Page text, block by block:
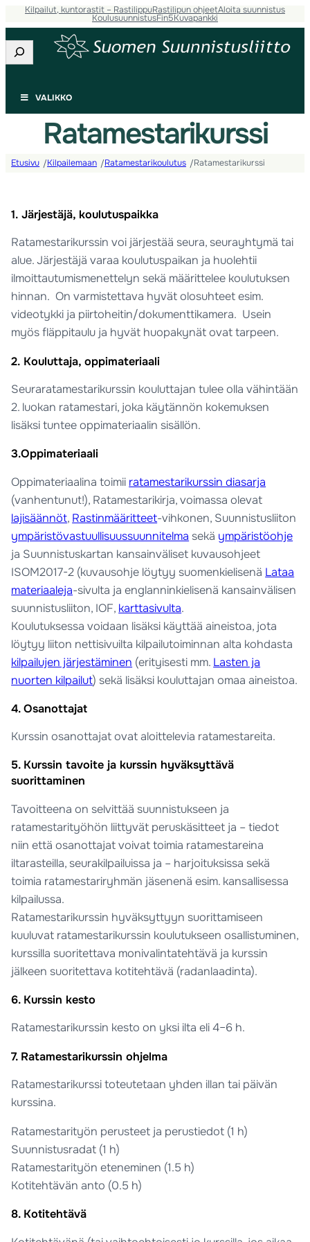
Kilpailut, kuntorastit – RastilippuRastilipun ohjeetAloita suunnistus
KoulusuunnistusFin5Kuvapankki
Etsi
VALIKKO
Ratamestarikurssi
Etusivu /Kilpailemaan /Ratamestarikoulutus /Ratamestarikurssi
1. Järjestäjä, koulutuspaikka
Ratamestarikurssin voi järjestää seura, seurayhtymä tai
alue. Järjestäjä varaa koulutuspaikan ja huolehtii
ilmoittautumismenettelyn sekä määrittelee koulutuksen
hinnan. On varmistettava hyvät olosuhteet esim.
videotykki ja piirtoheitin/dokumenttikamera. Usein
myös fläppitaulu ja hyvät huopakynät ovat tarpeen.
2. Kouluttaja, oppimateriaali
Seuraratamestarikurssin kouluttajan tulee olla vähintään
2. luokan ratamestari, joka käytännön kokemuksen
lisäksi tuntee oppimateriaalin sisällön.
3.Oppimateriaali
Oppimateriaalina toimii ratamestarikurssin diasarja
(vanhentunut!), Ratamestarikirja, voimassa olevat
lajisäännöt, Rastinmääritteet-vihkonen, Suunnistusliiton
ympäristövastuullisuussuunnitelma sekä ympäristöohje
ja Suunnistuskartan kansainväliset kuvausohjeet
ISOM2017-2 (kuvausohje löytyy suomenkielisenä Lataa
materiaaleja-sivulta ja englanninkielisenä kansainvälisen
suunnistusliiton, IOF, karttasivulta.
Koulutuksessa voidaan lisäksi käyttää aineistoa, jota
löytyy liiton nettisivuilta kilpailutoiminnan alta kohdasta
kilpailujen järjestäminen (erityisesti mm. Lasten ja
nuorten kilpailut) sekä lisäksi kouluttajan omaa aineistoa.
4. Osanottajat
Kurssin osanottajat ovat aloittelevia ratamestareita.
5. Kurssin tavoite ja kurssin hyväksyttävä
suorittaminen
Tavoitteena on selvittää suunnistukseen ja
ratamestarityöhön liittyvät peruskäsitteet ja – tiedot
niin että osanottajat voivat toimia ratamestareina
iltarasteilla, seurakilpailuissa ja – harjoituksissa sekä
toimia ratamestariryhmän jäsenenä esim. kansallisessa
kilpailussa.
Ratamestarikurssin hyväksyttyyn suorittamiseen
kuuluvat ratamestarikurssin koulutukseen osallistuminen,
kurssilla suoritettava monivalintatehtävä ja kurssin
jälkeen suoritettava kotitehtävä (radanlaadinta).
6. Kurssin kesto
Ratamestarikurssin kesto on yksi ilta eli 4–6 h.
7. Ratamestarikurssin ohjelma
Ratamestarikurssi toteutetaan yhden illan tai päivän
kurssina.
Ratamestarityön perusteet ja perustiedot (1 h)
Suunnistusradat (1 h)
Ratamestarityön eteneminen (1.5 h)
Kotitehtävän anto (0.5 h)
8. Kotitehtävä